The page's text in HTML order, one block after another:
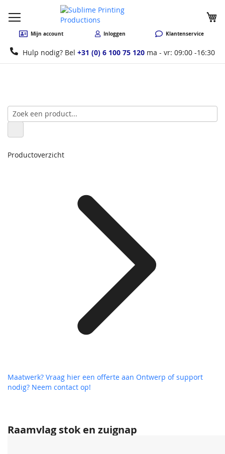
Mijn account Inloggen Klantenservice
Hulp nodig? Bel +31 (0) 6 100 75 120 ma - vr: 09:00 -16:30
Raamvlag stok en zuignap
Productoverzicht
Maatwerk? Vraag hier een offerte aan Ontwerp of support
nodig? Neem contact op!